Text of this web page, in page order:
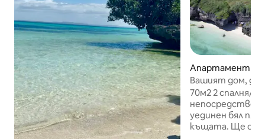
Апартамент –
Вашият дом,
Апартамент на
70м2 2 спалня/2 баня апартамент в
уединен бял
къщата. Ще обикнете мястото ни